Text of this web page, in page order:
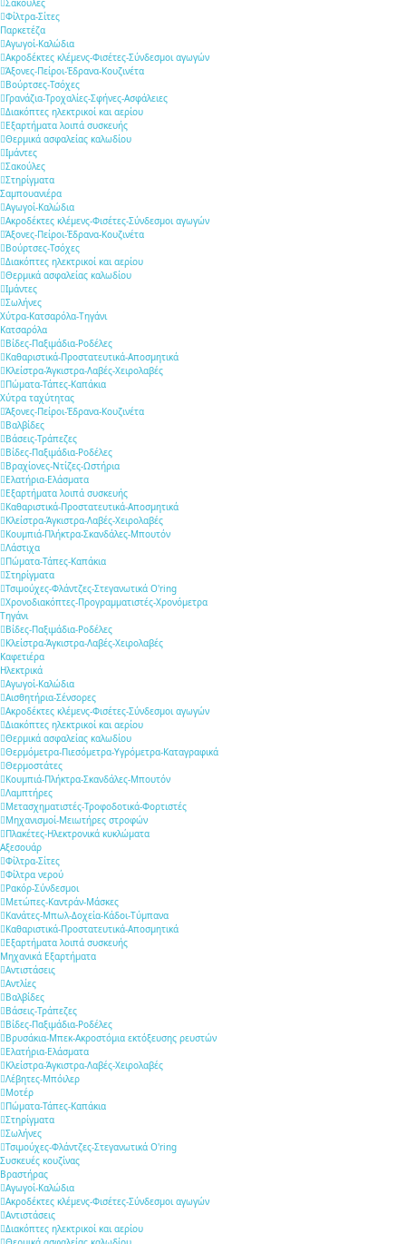
Φίλτρα-Σίτες
Παρκετέζα
Αγωγοί-Καλώδια
Ακροδέκτες κλέμενς-Φισέτες-Σύνδεσμοι αγωγών
Άξονες-Πείροι-Έδρανα-Κουζινέτα
Βούρτσες-Τσόχες
Γρανάζια-Τροχαλίες-Σφήνες-Ασφάλειες
Διακόπτες ηλεκτρικοί και αερίου
Εξαρτήματα λοιπά συσκευής
Θερμικά ασφαλείας καλωδίου
Ιμάντες
Σακούλες
Στηρίγματα
Σαμπουανιέρα
Αγωγοί-Καλώδια
Ακροδέκτες κλέμενς-Φισέτες-Σύνδεσμοι αγωγών
Άξονες-Πείροι-Έδρανα-Κουζινέτα
Βούρτσες-Τσόχες
Διακόπτες ηλεκτρικοί και αερίου
Θερμικά ασφαλείας καλωδίου
Ιμάντες
Σωλήνες
Χύτρα-Κατσαρόλα-Τηγάνι
Κατσαρόλα
Βίδες-Παξιμάδια-Ροδέλες
Καθαριστικά-Προστατευτικά-Αποσμητικά
Κλείστρα-Άγκιστρα-Λαβές-Χειρολαβές
Πώματα-Τάπες-Καπάκια
Χύτρα ταχύτητας
Άξονες-Πείροι-Έδρανα-Κουζινέτα
Βαλβίδες
Βάσεις-Τράπεζες
Βίδες-Παξιμάδια-Ροδέλες
Βραχίονες-Ντίζες-Ωστήρια
Ελατήρια-Ελάσματα
Εξαρτήματα λοιπά συσκευής
Καθαριστικά-Προστατευτικά-Αποσμητικά
Κλείστρα-Άγκιστρα-Λαβές-Χειρολαβές
Κουμπιά-Πλήκτρα-Σκανδάλες-Μπουτόν
Λάστιχα
Πώματα-Τάπες-Καπάκια
Στηρίγματα
Τσιμούχες-Φλάντζες-Στεγανωτικά O'ring
Χρονοδιακόπτες-Προγραμματιστές-Χρονόμετρα
Τηγάνι
Βίδες-Παξιμάδια-Ροδέλες
Κλείστρα-Άγκιστρα-Λαβές-Χειρολαβές
Καφετιέρα
Ηλεκτρικά
Αγωγοί-Καλώδια
Αισθητήρια-Σένσορες
Ακροδέκτες κλέμενς-Φισέτες-Σύνδεσμοι αγωγών
Διακόπτες ηλεκτρικοί και αερίου
Θερμικά ασφαλείας καλωδίου
Θερμόμετρα-Πιεσόμετρα-Υγρόμετρα-Καταγραφικά
Θερμοστάτες
Κουμπιά-Πλήκτρα-Σκανδάλες-Μπουτόν
Λαμπτήρες
Μετασχηματιστές-Τροφοδοτικά-Φορτιστές
Μηχανισμοί-Μειωτήρες στροφών
Πλακέτες-Ηλεκτρονικά κυκλώματα
Αξεσουάρ
Φίλτρα-Σίτες
Φίλτρα νερού
Ρακόρ-Σύνδεσμοι
Μετώπες-Καντράν-Μάσκες
Κανάτες-Μπωλ-Δοχεία-Κάδοι-Τύμπανα
Καθαριστικά-Προστατευτικά-Αποσμητικά
Εξαρτήματα λοιπά συσκευής
Μηχανικά Εξαρτήματα
Αντιστάσεις
Αντλίες
Βαλβίδες
Βάσεις-Τράπεζες
Βίδες-Παξιμάδια-Ροδέλες
Βρυσάκια-Μπεκ-Ακροστόμια εκτόξευσης ρευστών
Ελατήρια-Ελάσματα
Κλείστρα-Άγκιστρα-Λαβές-Χειρολαβές
Λέβητες-Μπόιλερ
Μοτέρ
Πώματα-Τάπες-Καπάκια
Στηρίγματα
Σωλήνες
Τσιμούχες-Φλάντζες-Στεγανωτικά O'ring
Συσκευές κουζίνας
Βραστήρας
Αγωγοί-Καλώδια
Ακροδέκτες κλέμενς-Φισέτες-Σύνδεσμοι αγωγών
Αντιστάσεις
Διακόπτες ηλεκτρικοί και αερίου